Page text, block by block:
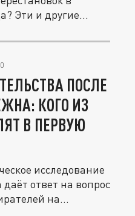
Эти и другие...
ПОСЛЕ
КОГО ИЗ
В ПЕРВУЮ
исследование
ответ на вопрос
на...